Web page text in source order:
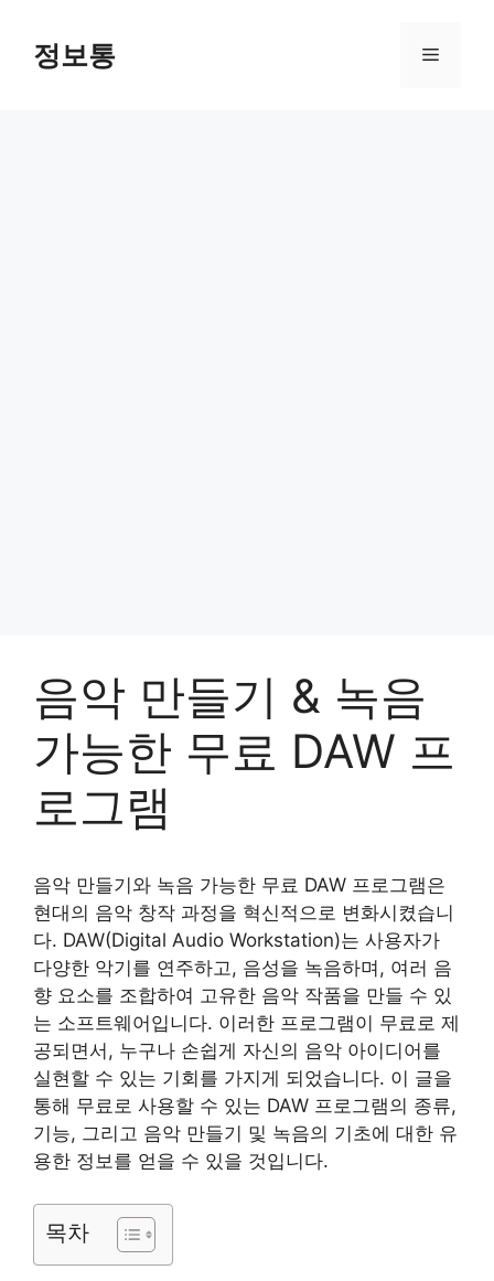
content정보통 Menu
음악 만들기 & 녹음
가능한 무료 DAW 프
로그램
음악 만들기와 녹음 가능한 무료 DAW 프로그램은
현대의 음악 창작 과정을 혁신적으로 변화시켰습니
다. DAW(Digital Audio Workstation)는 사용자가
다양한 악기를 연주하고, 음성을 녹음하며, 여러 음
향 요소를 조합하여 고유한 음악 작품을 만들 수 있
는 소프트웨어입니다. 이러한 프로그램이 무료로 제
공되면서, 누구나 손쉽게 자신의 음악 아이디어를
실현할 수 있는 기회를 가지게 되었습니다. 이 글을
통해 무료로 사용할 수 있는 DAW 프로그램의 종류,
기능, 그리고 음악 만들기 및 녹음의 기초에 대한 유
용한 정보를 얻을 수 있을 것입니다.
목차